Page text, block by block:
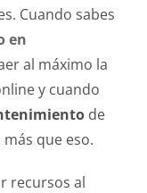
Cuando sabes
en
al máximo la
y cuando
de
que eso.
recursos al